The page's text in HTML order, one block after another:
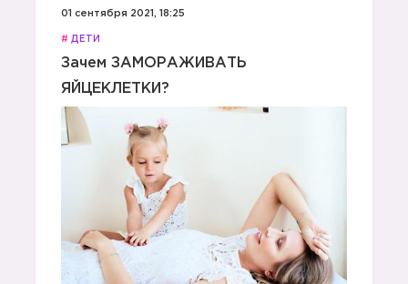
01 сентября 2021, 18:25
# ДЕТИ
Зачем ЗАМОРАЖИВАТЬ
ЯЙЦЕКЛЕТКИ?